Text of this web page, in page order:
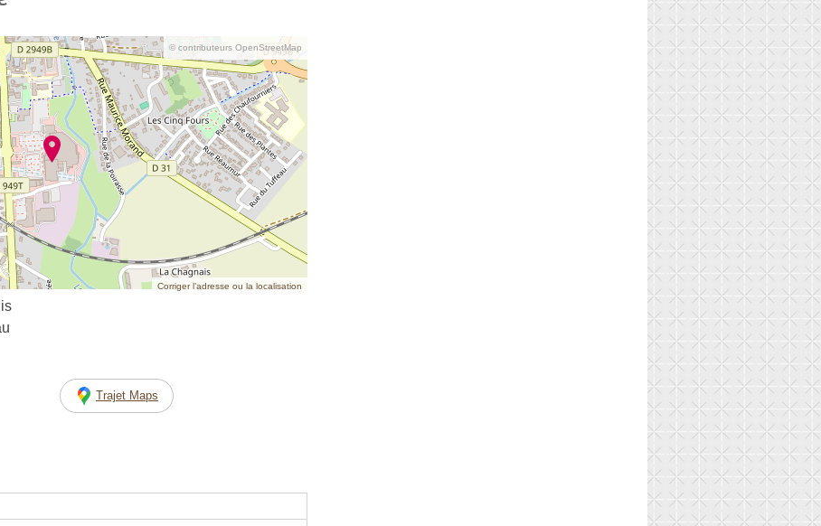
© contributeurs OpenStreetMap
Corriger l’adresse ou la localisation
Trajet Maps